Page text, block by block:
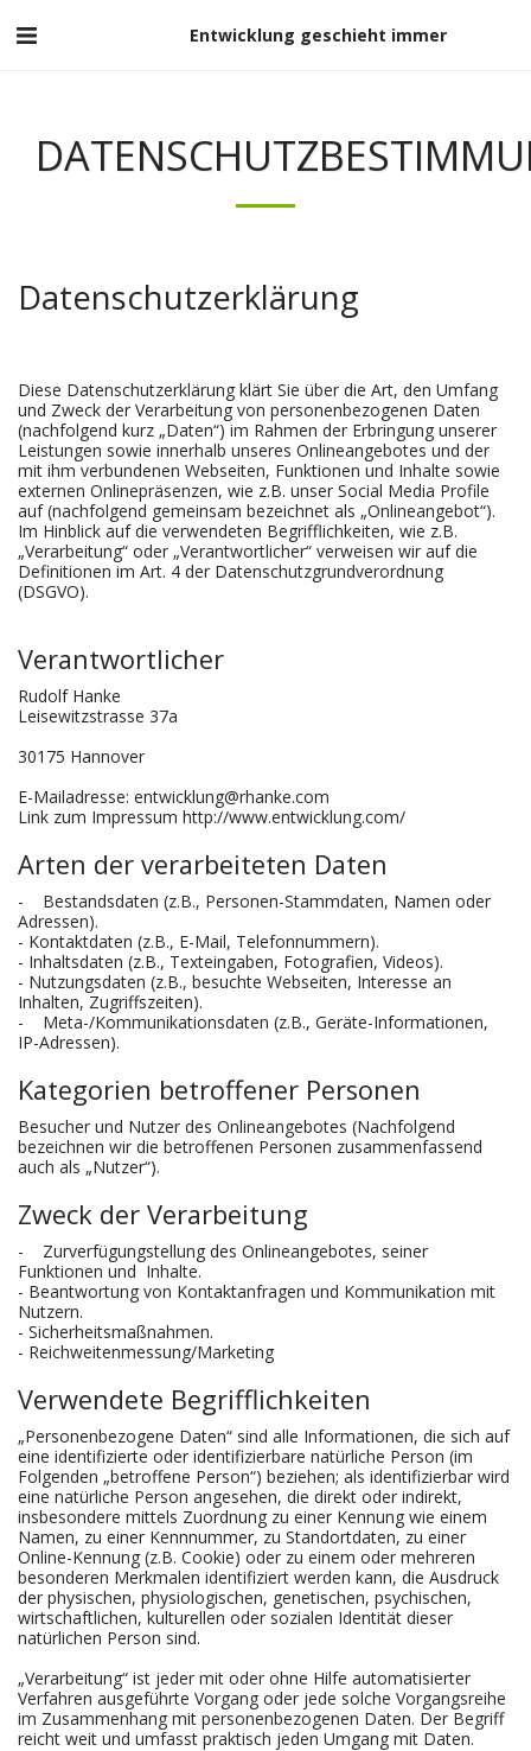
Entwicklung geschieht immer
Datenschutzerklärung
Diese Datenschutzerklärung klärt Sie über die Art, den Umfang
und Zweck der Verarbeitung von personenbezogenen Daten
(nachfolgend kurz „Daten“) im Rahmen der Erbringung unserer
Leistungen sowie innerhalb unseres Onlineangebotes und der
mit ihm verbundenen Webseiten, Funktionen und Inhalte sowie
externen Onlinepräsenzen, wie z.B. unser Social Media Profile
auf (nachfolgend gemeinsam bezeichnet als „Onlineangebot“).
Im Hinblick auf die verwendeten Begrifflichkeiten, wie z.B.
„Verarbeitung“ oder „Verantwortlicher“ verweisen wir auf die
Definitionen im Art. 4 der Datenschutzgrundverordnung
(DSGVO).
Verantwortlicher
Rudolf Hanke
Leisewitzstrasse 37a
30175 Hannover
E-Mailadresse: entwicklung@rhanke.com
Link zum Impressum http://www.entwicklung.com/
Arten der verarbeiteten Daten
- Bestandsdaten (z.B., Personen-Stammdaten, Namen oder
Adressen).
- Kontaktdaten (z.B., E-Mail, Telefonnummern).
- Inhaltsdaten (z.B., Texteingaben, Fotografien, Videos).
- Nutzungsdaten (z.B., besuchte Webseiten, Interesse an
Inhalten, Zugriffszeiten).
- Meta-/Kommunikationsdaten (z.B., Geräte-Informationen,
IP-Adressen).
Kategorien betroffener Personen
Besucher und Nutzer des Onlineangebotes (Nachfolgend
bezeichnen wir die betroffenen Personen zusammenfassend
auch als „Nutzer“).
Zweck der Verarbeitung
- Zurverfügungstellung des Onlineangebotes, seiner
Funktionen und Inhalte.
- Beantwortung von Kontaktanfragen und Kommunikation mit
Nutzern.
- Sicherheitsmaßnahmen.
- Reichweitenmessung/Marketing
Verwendete Begrifflichkeiten
„Personenbezogene Daten“ sind alle Informationen, die sich auf
eine identifizierte oder identifizierbare natürliche Person (im
Folgenden „betroffene Person“) beziehen; als identifizierbar wird
eine natürliche Person angesehen, die direkt oder indirekt,
insbesondere mittels Zuordnung zu einer Kennung wie einem
Namen, zu einer Kennnummer, zu Standortdaten, zu einer
Online-Kennung (z.B. Cookie) oder zu einem oder mehreren
besonderen Merkmalen identifiziert werden kann, die Ausdruck
der physischen, physiologischen, genetischen, psychischen,
wirtschaftlichen, kulturellen oder sozialen Identität dieser
natürlichen Person sind.
„Verarbeitung“ ist jeder mit oder ohne Hilfe automatisierter
Verfahren ausgeführte Vorgang oder jede solche Vorgangsreihe
im Zusammenhang mit personenbezogenen Daten. Der Begriff
reicht weit und umfasst praktisch jeden Umgang mit Daten.